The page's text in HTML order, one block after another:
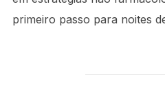
primeiro passo para noites